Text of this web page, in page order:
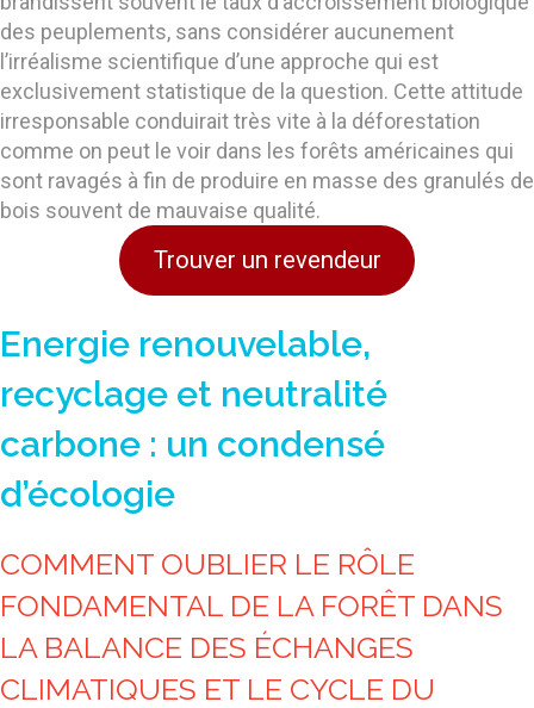
des peuplements, sans considérer aucunement
l’irréalisme scientifique d’une approche qui est
exclusivement statistique de la question. Cette attitude
irresponsable conduirait très vite à la déforestation
comme on peut le voir dans les forêts américaines qui
sont ravagés à fin de produire en masse des granulés de
bois souvent de mauvaise qualité.
Trouver un revendeur
Energie renouvelable,
recyclage et neutralité
carbone : un condensé
d’écologie
COMMENT OUBLIER LE RÔLE
FONDAMENTAL DE LA FORÊT DANS
LA BALANCE DES ÉCHANGES
CLIMATIQUES ET LE CYCLE DU